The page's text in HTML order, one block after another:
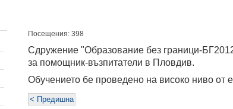
Посещения: 398
Сдружение "Образование без граници-
за помощник-възпитатели в Пловдив.
Обучението бе проведено на високо ниво от
< Предишна